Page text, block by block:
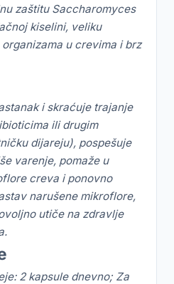
zaštitu Saccharomyces
kiselini, veliku
u crevima i brz
i skraćuje trajanje
ili drugim
dijareju), pospešuje
varenje, pomaže u
creva i ponovno
narušene mikroflore,
utiče na zdravlje
2 kapsule dnevno; Za